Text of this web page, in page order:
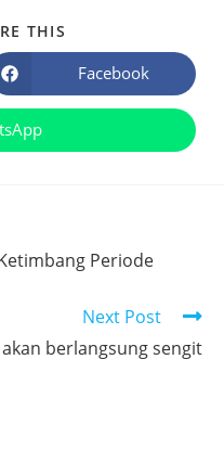
THIS
Facebook
Periode
Next Post
berlangsung sengit